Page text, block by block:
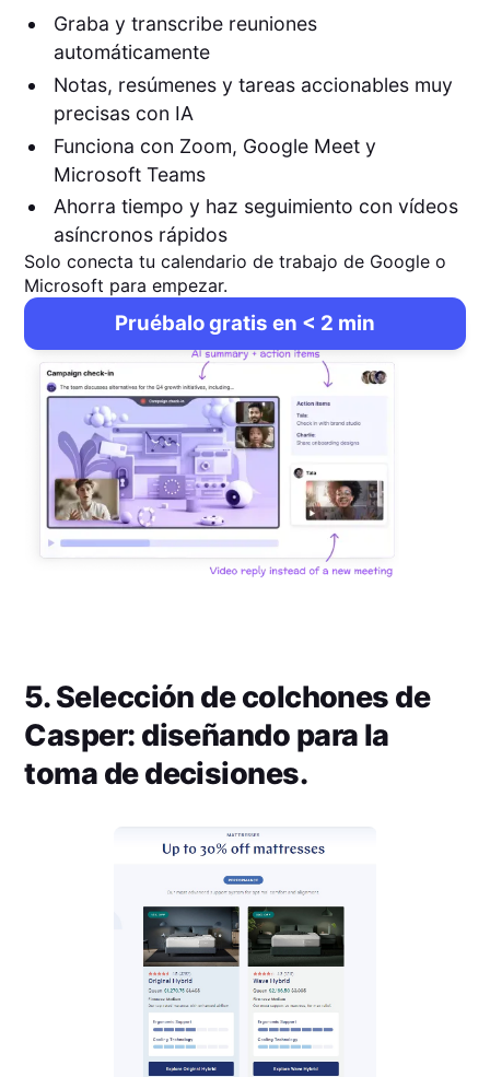
Graba y transcribe reuniones
automáticamente
Notas, resúmenes y tareas accionables muy
precisas con IA
Funciona con Zoom, Google Meet y
Microsoft Teams
Ahorra tiempo y haz seguimiento con vídeos
asíncronos rápidos
Solo conecta tu calendario de trabajo de Google o
Microsoft para empezar.
Pruébalo gratis en < 2 min
5. Selección de colchones de
Casper: diseñando para la
toma de decisiones.